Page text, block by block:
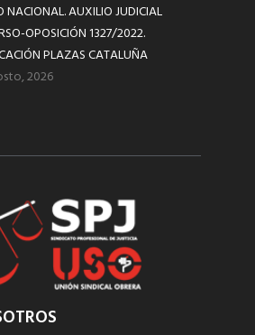
NACIONAL. AUXILIO JUDICIAL
OPOSICIÓN 1327/2022.
PLAZAS CATALUÑA
2026